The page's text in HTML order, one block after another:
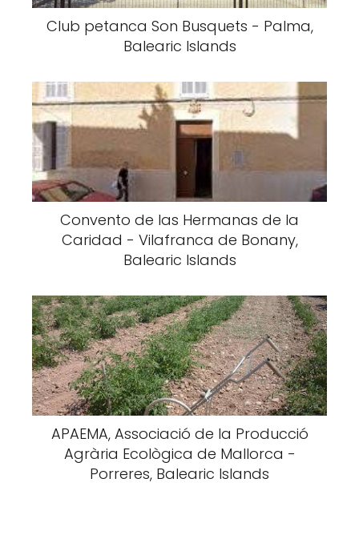
Club petanca Son Busquets - Palma,
Balearic Islands
Convento de las Hermanas de la
Caridad - Vilafranca de Bonany,
Balearic Islands
APAEMA, Associació de la Producció
Agrària Ecològica de Mallorca -
Porreres, Balearic Islands